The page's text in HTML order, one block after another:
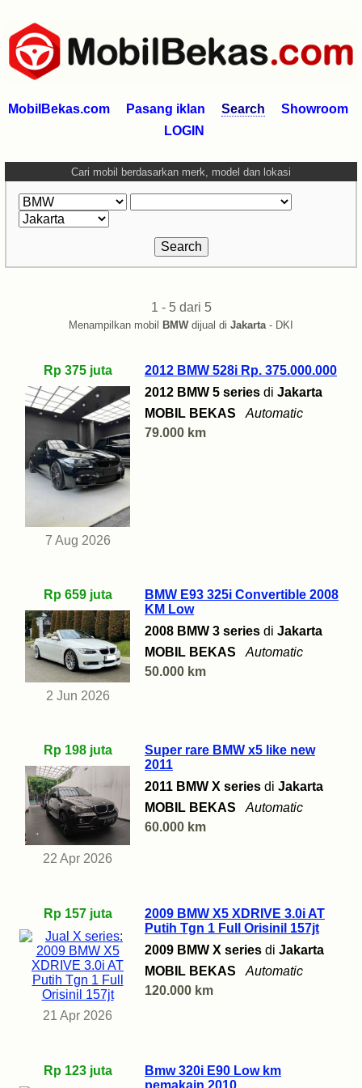
MobilBekas.com Pasang iklan Search
Showroom
LOGIN
Cari mobil berdasarkan merk, model dan lokasi
1 - 5 dari 5
Menampilkan mobil BMW dijual di Jakarta- DKI
Rp 375 juta
7 Aug 2026
2012 BMW 528i Rp. 375.000.000
2012 BMW 5 series di Jakarta
MOBIL BEKAS
Automatic
79.000 km
Rp 659 juta
2 Jun 2026
BMW E93 325i Convertible 2008
KM Low
2008 BMW 3 series di Jakarta
MOBIL BEKAS
Automatic
50.000 km
Rp 198 juta
22 Apr 2026
Super rare BMW x5 like new
2011
2011 BMW X series di Jakarta
MOBIL BEKAS
Automatic
60.000 km
Rp 157 juta
21 Apr 2026
2009 BMW X5 XDRIVE 3.0i AT
Putih Tgn 1 Full Orisinil 157jt
2009 BMW X series di Jakarta
MOBIL BEKAS
Automatic
120.000 km
Rp 123 juta
Bmw 320i E90 Low km